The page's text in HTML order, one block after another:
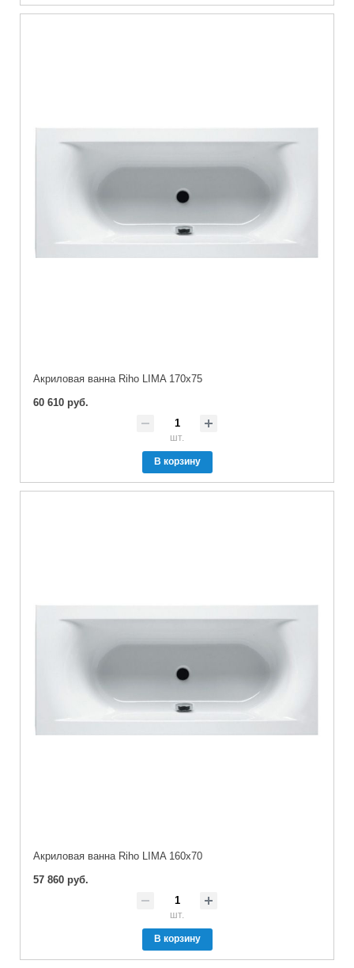
Акриловая ванна Riho LIMA 170x75
60 610 руб.
шт.
В корзину
Акриловая ванна Riho LIMA 160x70
57 860 руб.
шт.
В корзину